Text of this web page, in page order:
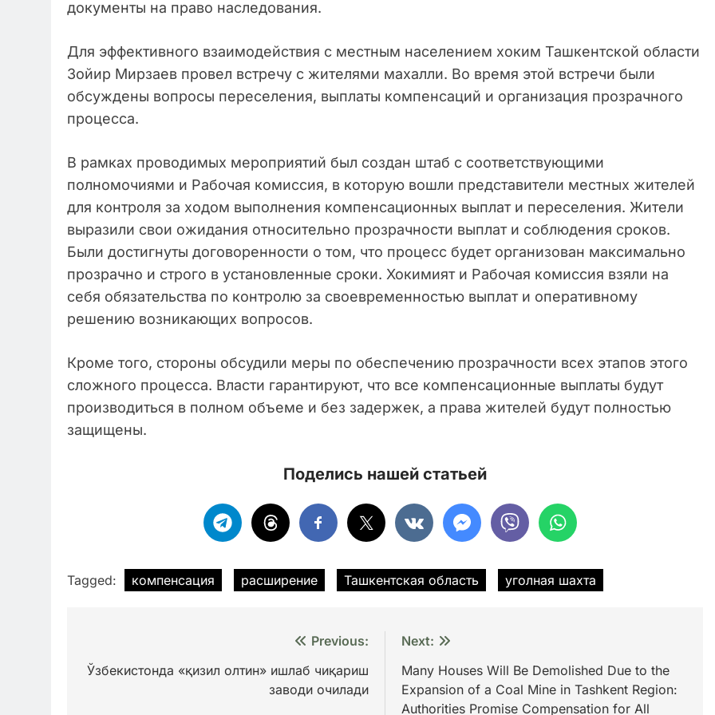
документы на право наследования.
Для эффективного взаимодействия с местным населением хоким Ташкентской области
Зойир Мирзаев провел встречу с жителями махалли. Во время этой встречи были
обсуждены вопросы переселения, выплаты компенсаций и организация прозрачного
процесса.
В рамках проводимых мероприятий был создан штаб с соответствующими
полномочиями и Рабочая комиссия, в которую вошли представители местных жителей
для контроля за ходом выполнения компенсационных выплат и переселения. Жители
выразили свои ожидания относительно прозрачности выплат и соблюдения сроков.
Были достигнуты договоренности о том, что процесс будет организован максимально
прозрачно и строго в установленные сроки. Хокимият и Рабочая комиссия взяли на
себя обязательства по контролю за своевременностью выплат и оперативному
решению возникающих вопросов.
Кроме того, стороны обсудили меры по обеспечению прозрачности всех этапов этого
сложного процесса. Власти гарантируют, что все компенсационные выплаты будут
производиться в полном объеме и без задержек, а права жителей будут полностью
защищены.
Поделись нашей статьей
Tagged: компенсация расширение Ташкентская область уголная шахта
по
Previous:
Ўзбекистонда «қизил олтин» ишлаб чиқариш
заводи очилади
Next:
Many Houses Will Be Demolished Due to the
Expansion of a Coal Mine in Tashkent Region:
Authorities Promise Compensation for All